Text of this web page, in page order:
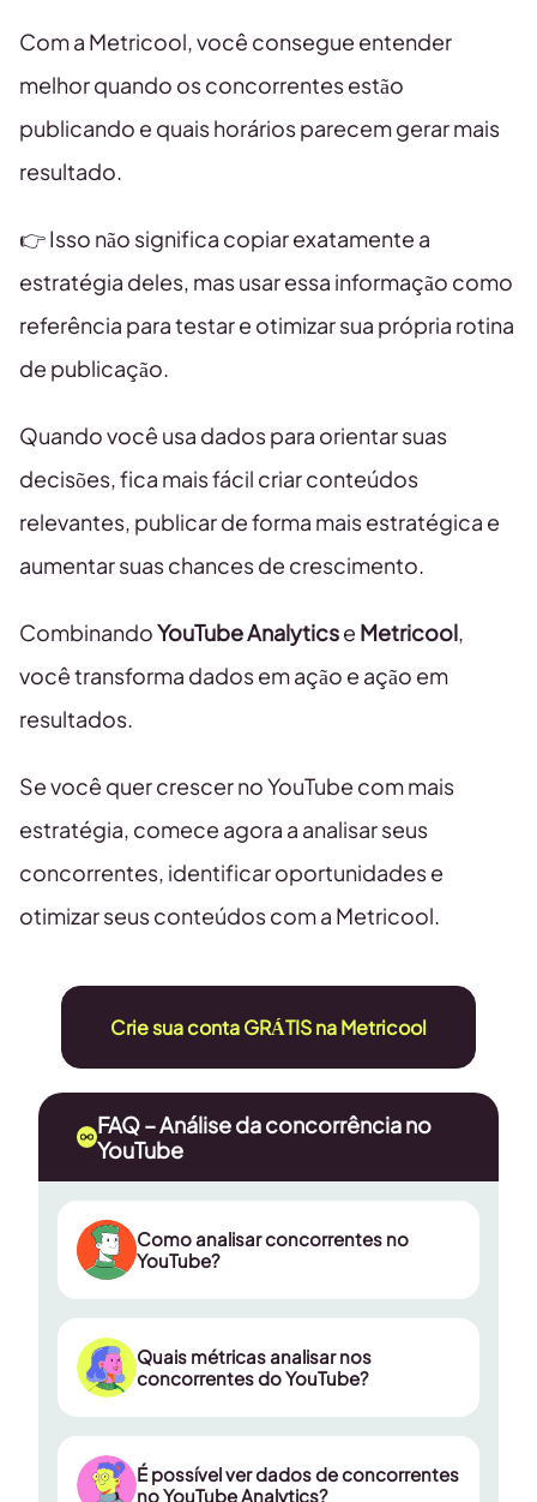
Com a Metricool, você consegue entender
melhor quando os concorrentes estão
publicando e quais horários parecem gerar mais
resultado.
👉 Isso não significa copiar exatamente a
estratégia deles, mas usar essa informação como
referência para testar e otimizar sua própria rotina
de publicação.
Quando você usa dados para orientar suas
decisões, fica mais fácil criar conteúdos
relevantes, publicar de forma mais estratégica e
aumentar suas chances de crescimento.
CombinandoYouTube Analyticse Metricool,
você transforma dados em ação e ação em
resultados.
Se você quer crescer no YouTube com mais
estratégia, comece agora a analisar seus
concorrentes, identificar oportunidades e
otimizar seus conteúdos com a Metricool.
Crie sua conta GRÁTIS na Metricool
FAQ –Análise da concorrência no
YouTube
Como analisar concorrentes no
YouTube?
Quais métricas analisar nos
concorrentes do YouTube?
É possível ver dados de concorrentes
no YouTube Analytics?